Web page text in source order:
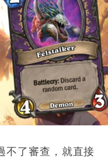
不了審查，就直接